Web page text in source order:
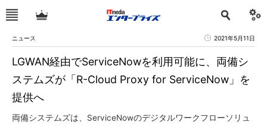
ニュース 2021年5月11日
LGWAN経由でServiceNowを利用可能に、両備シ
ステムズが「R-Cloud Proxy for ServiceNow」を
提供へ
両備システムズは、ServiceNowのデジタルワークフローソリュ